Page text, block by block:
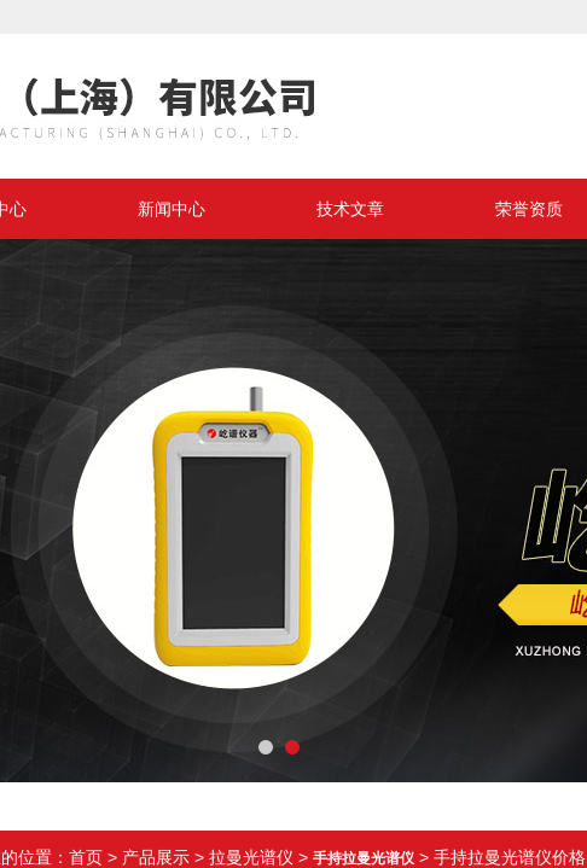
心 新闻中心 技术文章 荣誉资质
位置： 首页 > 产品展示 > 拉曼光谱仪 > 手持拉曼光谱仪 > 手持拉曼光谱仪价格